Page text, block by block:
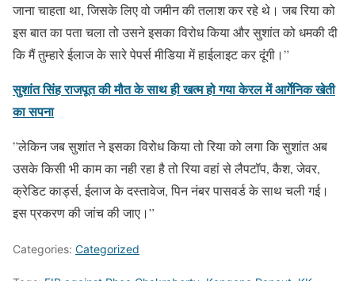
जाना चाहता था, जिसके लिए वो जमीन की तलाश कर रहे थे। जब रिया को
इस बात का पता चला तो उसने इसका विरोध किया और सुशांत को धमकी दी
कि मैं तुम्हारे ईलाज के सारे पेपर्स मीडिया में हाईलाइट कर दूंगी।”
सुशांत सिंह राजपूत की मौत के साथ ही खत्म हो गया केरल में आर्गेनिक खेती
का सपना
”लेकिन जब सुशांत ने इसका विरोध किया तो रिया को लगा कि सुशांत अब
उसके किसी भी काम का नही रहा है तो रिया वहां से लैपटॉप, कैश, जेवर,
क्रेडिट कार्ड्स, ईलाज के दस्तावेज, पिन नंबर पासवर्ड के साथ चली गई।
इस प्रकरण की जांच की जाए।”
Categories: Categorized